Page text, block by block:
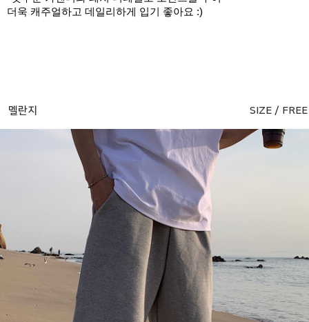
더욱 캐주얼하고 데일리하게 입기 좋아요 :)
멜란지 SIZE / FREE